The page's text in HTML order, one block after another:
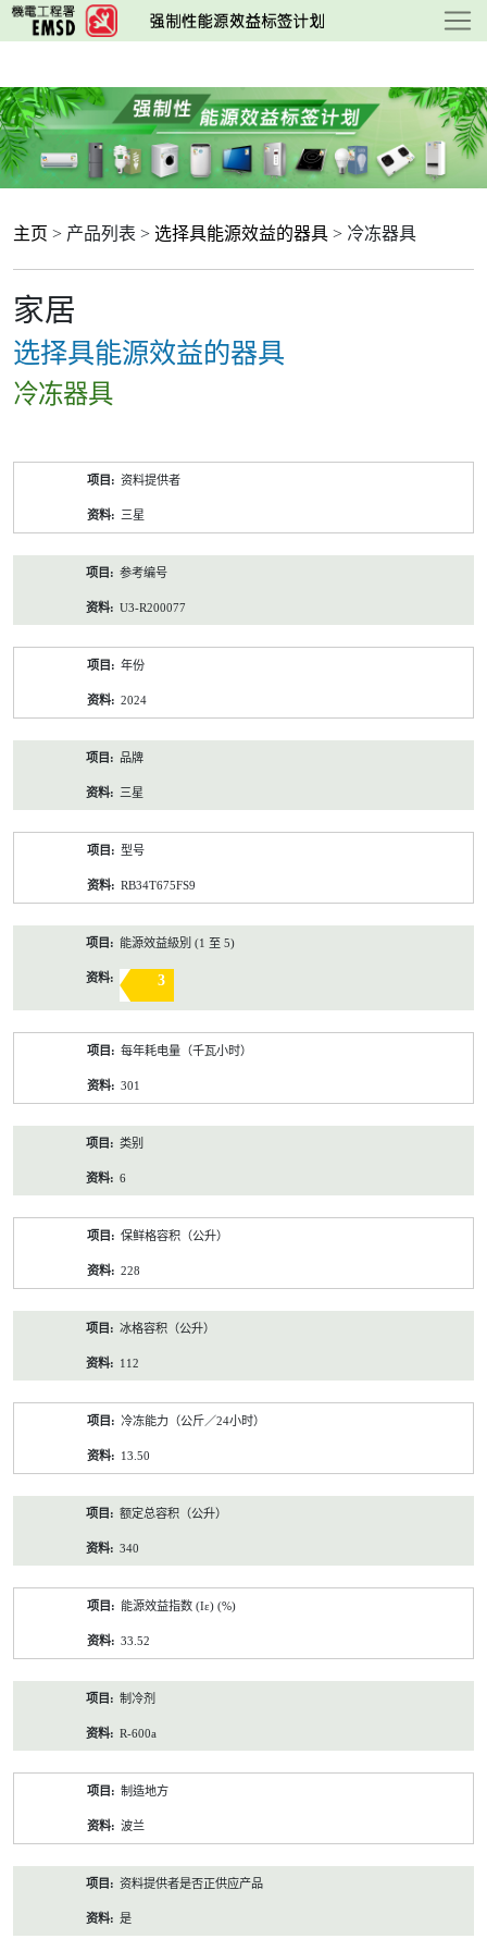
跳
至
要
内
容
主页 > 产品列表 > 选择具能源效益的器具 > 冷冻器具
家居
选择具能源效益的器具
冷冻器具
资料提供者
三星
参考编号
U3-R200077
年份
2024
品牌
三星
型号
RB34T675FS9
能源效益級別 (1 至 5)
3
每年耗电量（千瓦小时）
301
类别
6
保鲜格容积（公升）
228
冰格容积（公升）
112
冷冻能力（公斤／24小时）
13.50
额定总容积（公升）
340
能源效益指数 (Iε) (%)
33.52
制冷剂
R-600a
制造地方
波兰
资料提供者是否正供应产品
是